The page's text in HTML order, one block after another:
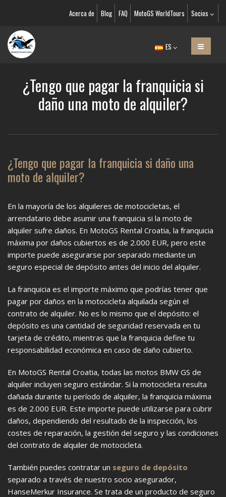
Acerca de Blog FAQ MotoGS WorldTours Socios
ES
¿Tengo que pagar la franquicia si
daño una moto de alquiler?
¿Tengo que pagar la franquicia si daño una
moto de alquiler?
En la mayoría de los alquileres de motocicletas, el
arrendatario debe asumir una franquicia si la moto de
alquiler sufre daños. En MotoGS Rental Croatia, la franquicia
máxima por daños cubiertos es de 2.000 EUR, pero este
importe puede asegurarse por separado mediante un
seguro especial de depósito antes del inicio del alquiler.
La franquicia es el importe máximo que podrías tener que
pagar por daños en la motocicleta alquilada según el
contrato de alquiler. No es lo mismo que el depósito: el
depósito es una cantidad de seguridad reservada en tu
tarjeta de crédito, mientras que la franquicia define tu
responsabilidad económica en caso de daño cubierto.
En MotoGS Rental Croatia, todas las motos BMW GS de
alquiler incluyen seguro estándar. Si la motocicleta resulta
dañada durante tu período de alquiler, la franquicia máxima
es de 2.000 EUR. Este importe puede utilizarse para cubrir
daños, dependiendo del resultado de la inspección, los
costes de reparación, la gestión del seguro y las condiciones
del contrato de alquiler de motocicleta.
También puedes contratar un seguro de depósito
separado a través de nuestro socio asegurador,
HanseMerkur Insurance. Se trata de un producto de seguro